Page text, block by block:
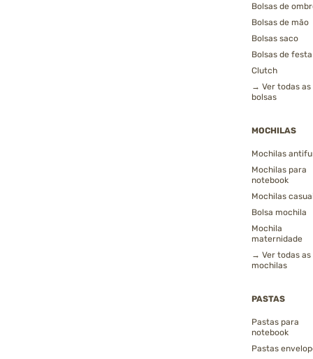
Bolsas de
Bolsas de mão
Bolsas saco
Bolsas de festa
Clutch
→ Ver todas as
bolsas
MOCHILAS
Mochilas
Mochilas para
notebook
Mochilas
Bolsa mochila
Mochila
maternidade
→ Ver todas as
mochilas
PASTAS
Pastas para
notebook
Pastas